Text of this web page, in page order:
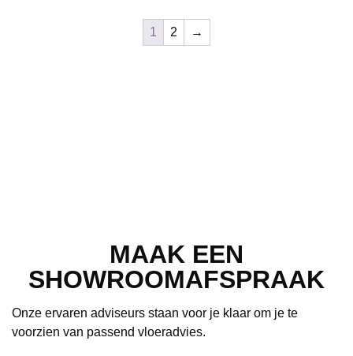
1 2 →
MAAK EEN
SHOWROOMAFSPRAAK
Onze ervaren adviseurs staan voor je klaar om je te
voorzien van passend vloeradvies.